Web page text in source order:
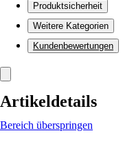
Produktsicherheit
Weitere Kategorien
Kundenbewertungen
Artikeldetails
Bereich überspringen